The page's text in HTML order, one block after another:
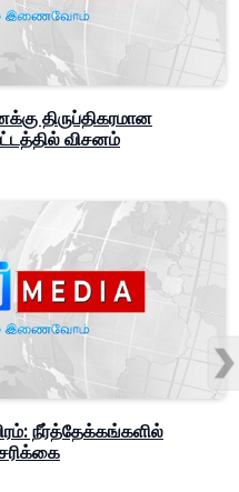
திருப்திகரமான
விசனம்
நீர்த்தேக்கங்களில்